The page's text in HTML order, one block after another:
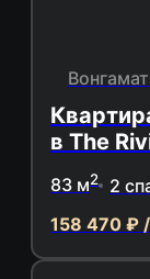
Вонгамат
в The
83 м2 2
158 470 ₽